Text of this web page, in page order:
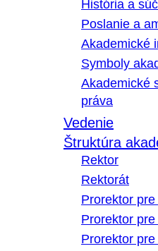
História a
Poslanie a
Akademické
Symboly
Akademické
práva
Vedenie
Štruktúra
Rektor
Rektorát
Prorektor pre
Prorektor
Prorektor